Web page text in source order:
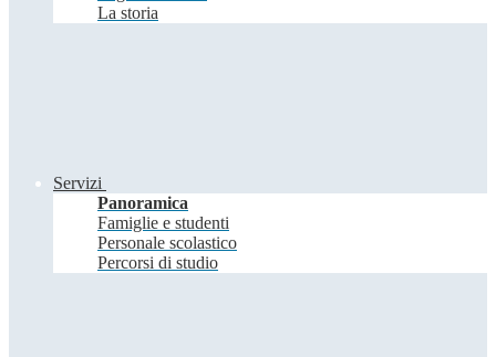
La storia
Servizi
Panoramica
Famiglie e studenti
Personale scolastico
Percorsi di studio